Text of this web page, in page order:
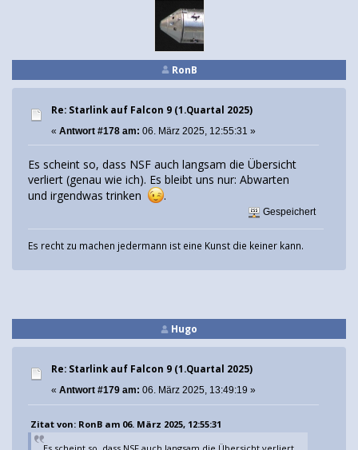
RonB
Re: Starlink auf Falcon 9 (1.Quartal 2025)
« Antwort #178 am: 06. März 2025, 12:55:31 »
Es scheint so, dass NSF auch langsam die Übersicht
verliert (genau wie ich). Es bleibt uns nur: Abwarten
und irgendwas trinken
.
Gespeichert
Es recht zu machen jedermann ist eine Kunst die keiner kann.
Hugo
Re: Starlink auf Falcon 9 (1.Quartal 2025)
« Antwort #179 am: 06. März 2025, 13:49:19 »
Zitat von: RonB am 06. März 2025, 12:55:31